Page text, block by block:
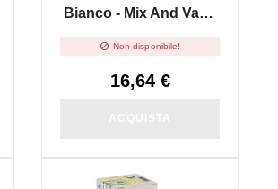
Bianco - Mix And Vape
 Non disponibile!
16,64 €
NON DISPONIBILE